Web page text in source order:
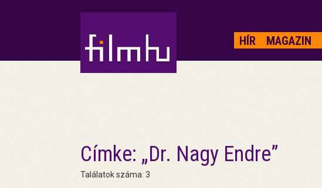
HÍR MAGAZIN
Címke: „Dr. Nagy Endre”
Találatok száma: 3